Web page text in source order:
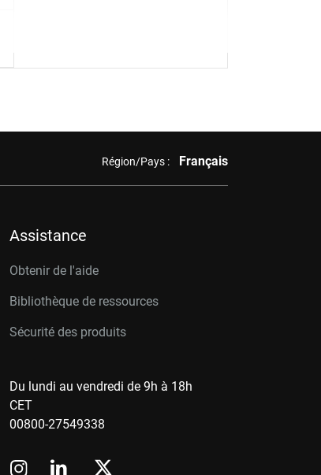
Région/Pays : Français
Assistance
Obtenir de l'aide
Bibliothèque de ressources
Sécurité des produits
Du lundi au vendredi de 9h à 18h
CET
00800-27549338